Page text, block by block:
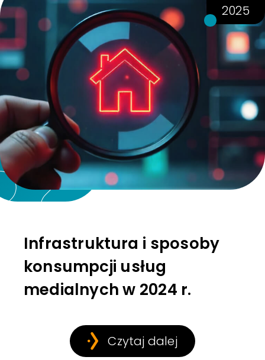
Infrastruktura i sposoby
konsumpcji usług
medialnych w 2024 r.
Czytaj dalej
2025